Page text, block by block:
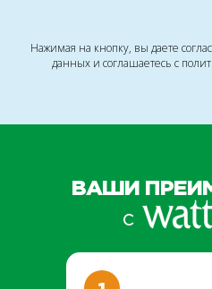
Нажимая на кнопку, вы даете
данных и соглашаетесь c
ВАШИ
с